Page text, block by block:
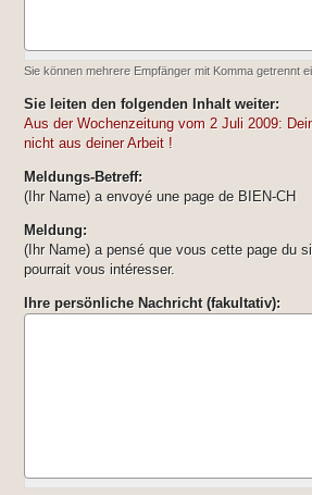
Sie können mehrere Empfänger mit Komma getrennt
Sie leiten den folgenden Inhalt weiter:
Aus der Wochenzeitung vom 2 Juli 2009:
nicht aus deiner Arbeit !
Meldungs-Betreff:
(Ihr Name) a envoyé une page de BIEN-CH
Meldung:
(Ihr Name) a pensé que vous cette page du
pourrait vous intéresser.
Ihre persönliche Nachricht (fakultativ):